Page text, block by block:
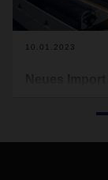
10.01.2023
Import Control